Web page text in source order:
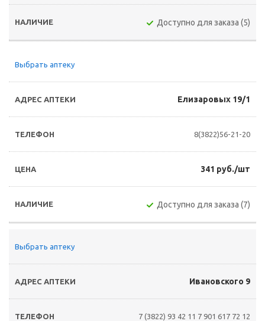
Доступно для заказа (5)
Выбрать аптеку
Елизаровых 19/1
8(3822)56-21-20
341 руб./шт
Доступно для заказа (7)
Выбрать аптеку
Ивановского 9
7 (3822) 93 42 11 7 901 617 72 12